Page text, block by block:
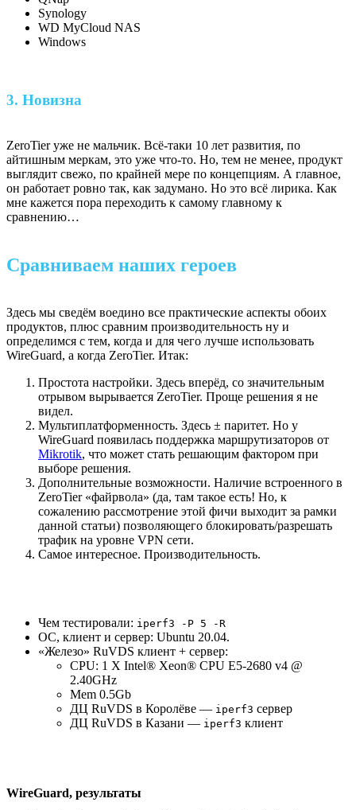
Synology
WD MyCloud NAS
Windows
3. Новизна
ZeroTier уже не мальчик. Всё-таки 10 лет развития, по
айтишным меркам, это уже что-то. Но, тем не менее, продукт
выглядит свежо, по крайней мере по концепциям. А главное,
он работает ровно так, как задумано. Но это всё лирика. Как
мне кажется пора переходить к самому главному к
сравнению…
Сравниваем наших героев
Здесь мы сведём воедино все практические аспекты обоих
продуктов, плюс сравним производительность ну и
определимся с тем, когда и для чего лучше использовать
WireGuard, а когда ZeroTier. Итак:
Простота настройки. Здесь вперёд, со значительным
отрывом вырывается ZeroTier. Проще решения я не
видел.
Мультиплатформенность. Здесь ± паритет. Но у
WireGuard появилась поддержка маршрутизаторов от
Mikrotik, что может стать решающим фактором при
выборе решения.
Дополнительные возможности. Наличие встроенного в
ZeroTier «файрвола» (да, там такое есть! Но, к
сожалению рассмотрение этой фичи выходит за рамки
данной статьи) позволяющего блокировать/разрешать
трафик на уровне VPN сети.
Самое интересное. Производительность.
Чем тестировали: iperf3 -P 5 -R
ОС, клиент и сервер: Ubuntu 20.04.
«Железо» RuVDS клиент + сервер:
CPU: 1 X Intel® Xeon® CPU E5-2680 v4 @
2.40GHz
Mem 0.5Gb
ДЦ RuVDS в Королёве — iperf3 сервер
ДЦ RuVDS в Казани — iperf3 клиент
WireGuard, результаты